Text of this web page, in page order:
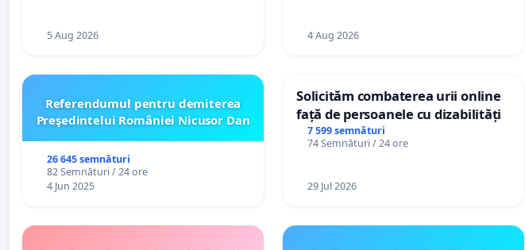
5 Aug 2026 4 Aug 2026
Referendumul pentru demiterea
Preşedintelui României Nicusor Dan
26 645 semnături
82 Semnături / 24 ore
4 Jun 2025
Solicităm combaterea urii online
față de persoanele cu dizabilități
7 599 semnături
74 Semnături / 24 ore
29 Jul 2026